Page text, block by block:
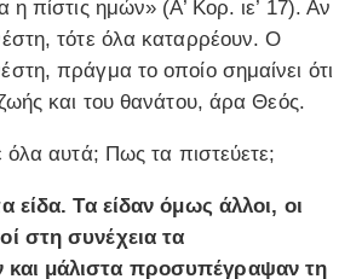
η πίστις ημών» (Α’ Κορ. ιε’ 17). Αν
τότε όλα καταρρέουν. Ο
πράγμα το οποίο σημαίνει ότι
ζωής και του θανάτου, άρα Θεός.
όλα αυτά; Πως τα πιστεύετε;
είδα. Τα είδαν όμως άλλοι, οι
στη συνέχεια τα
μάλιστα προσυπέγραψαν τη